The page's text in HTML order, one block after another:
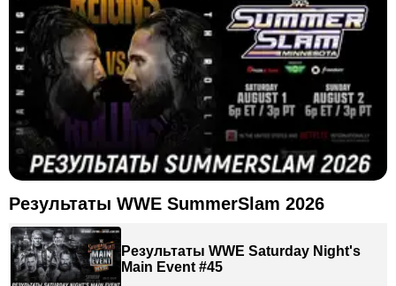
Результаты WWE SummerSlam 2026
Результаты WWE Saturday Night's
Main Event #45